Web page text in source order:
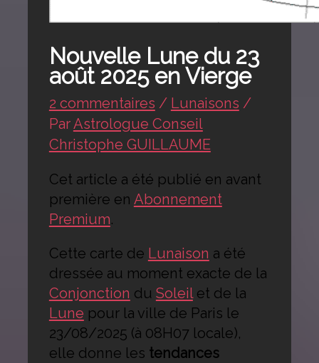
Nouvelle Lune du 23
août 2025 en Vierge
2 commentaires / Lunaisons /
ParAstrologue Conseil
Christophe GUILLAUME
Cet article a été publié en avant
première en Abonnement
Premium.
Cette carte de Lunaison a été
dressée au moment exacte de la
Conjonction du Soleilet de la
Lune pour la ville de Paris le
23/08/2025 (à 08H07 locale),
elle donne les tendances